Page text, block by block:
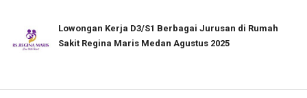
Lowongan Kerja D3/S1 Berbagai Jurusan di Rumah
Sakit Regina Maris Medan Agustus 2025